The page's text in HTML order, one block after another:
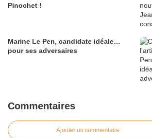
Pinochet !
Marine Le Pen, candidate idéale…
pour ses adversaires
Commentaires
Ajouter un commentaire